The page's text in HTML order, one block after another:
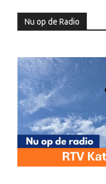
Nu op de Radio